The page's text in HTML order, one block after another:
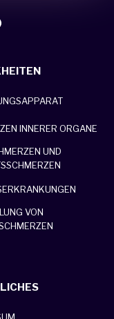
INNERER ORGANE
UND
VON